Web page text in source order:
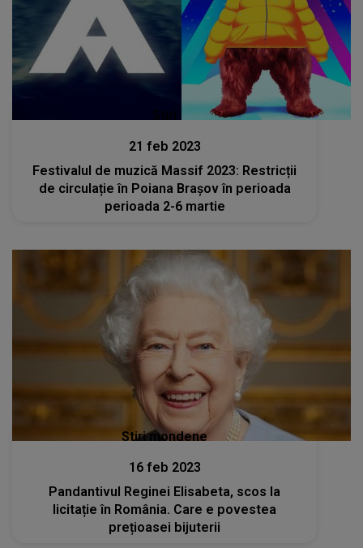
Stiri
21 feb 2023
Festivalul de muzică Massif 2023: Restricții
de circulație în Poiana Brașov în perioada
perioada 2-6 martie
Stiri mondene
16 feb 2023
Pandantivul Reginei Elisabeta, scos la
licitație în România. Care e povestea
prețioasei bijuterii